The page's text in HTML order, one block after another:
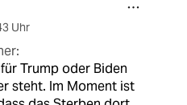
Uhr
Trump oder Biden
steht. Im Moment ist